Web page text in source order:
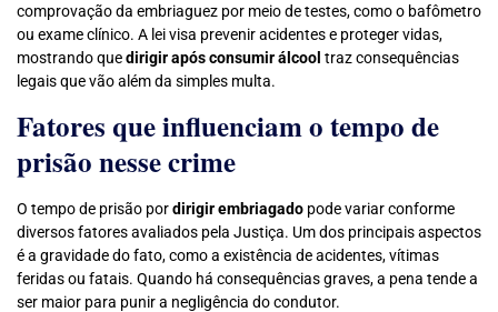
comprovação da embriaguez por meio de testes, como o bafômetro
ou exame clínico. A lei visa prevenir acidentes e proteger vidas,
mostrando quedirigir após consumir álcool traz consequências
legais que vão além da simples multa.
Fatores que influenciam o tempo de
prisão nesse crime
O tempo de prisão pordirigir embriagado pode variar conforme
diversos fatores avaliados pela Justiça. Um dos principais aspectos
é a gravidade do fato, como a existência de acidentes, vítimas
feridas ou fatais. Quando há consequências graves, a pena tende a
ser maior para punir a negligência do condutor.